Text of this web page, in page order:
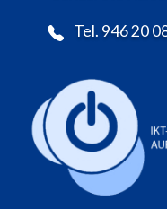
Tel. 946 20